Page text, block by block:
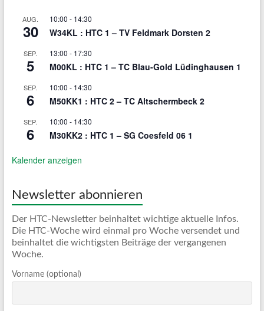
AUG.
30
10:00 - 14:30
W34KL : HTC 1 – TV Feldmark Dorsten 2
SEP.
5
13:00 - 17:30
M00KL : HTC 1 – TC Blau-Gold Lüdinghausen 1
SEP.
6
10:00 - 14:30
M50KK1 : HTC 2 – TC Altschermbeck 2
SEP.
6
10:00 - 14:30
M30KK2 : HTC 1 – SG Coesfeld 06 1
Kalender anzeigen
Newsletter abonnieren
Der HTC-Newsletter beinhaltet wichtige aktuelle Infos.
Die HTC-Woche wird einmal pro Woche versendet und
beinhaltet die wichtigsten Beiträge der vergangenen
Woche.
Vorname (optional)